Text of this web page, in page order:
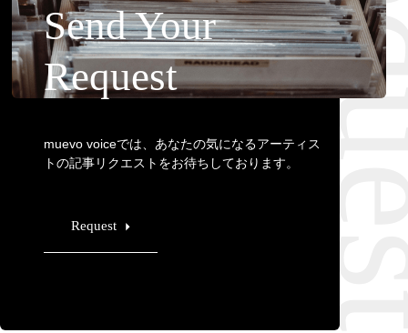
Send Your
Request
muevo voiceでは、あなたの気になるアーティス
トの記事リクエストをお待ちしております。
Request